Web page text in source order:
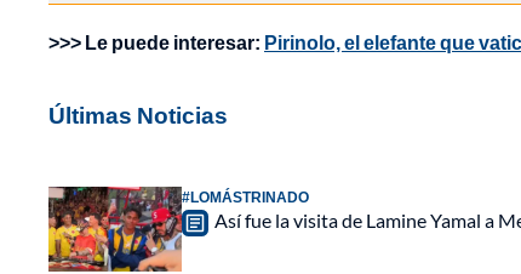
>>> Le puede interesar: Pirinolo, el elefante que
Últimas Noticias
#LOMÁSTRINADO
Así fue la visita de Lamine Yamal a